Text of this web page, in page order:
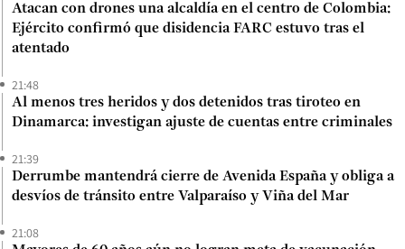
Atacan con drones una alcaldía en el centro de Colombia:
Ejército confirmó que disidencia FARC estuvo tras el
atentado
21:48
Al menos tres heridos y dos detenidos tras tiroteo en
Dinamarca: investigan ajuste de cuentas entre criminales
21:39
Derrumbe mantendrá cierre de Avenida España y obliga a
desvíos de tránsito entre Valparaíso y Viña del Mar
21:08